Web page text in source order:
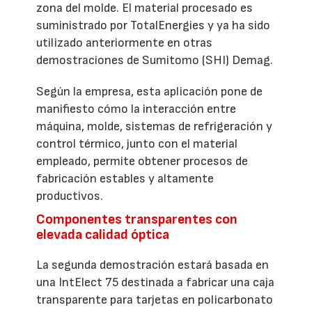
zona del molde. El material procesado es
suministrado por TotalEnergies y ya ha sido
utilizado anteriormente en otras
demostraciones de Sumitomo (SHI) Demag.
Según la empresa, esta aplicación pone de
manifiesto cómo la interacción entre
máquina, molde, sistemas de refrigeración y
control térmico, junto con el material
empleado, permite obtener procesos de
fabricación estables y altamente
productivos.
Componentes transparentes con
elevada calidad óptica
La segunda demostración estará basada en
una IntElect 75 destinada a fabricar una caja
transparente para tarjetas en policarbonato